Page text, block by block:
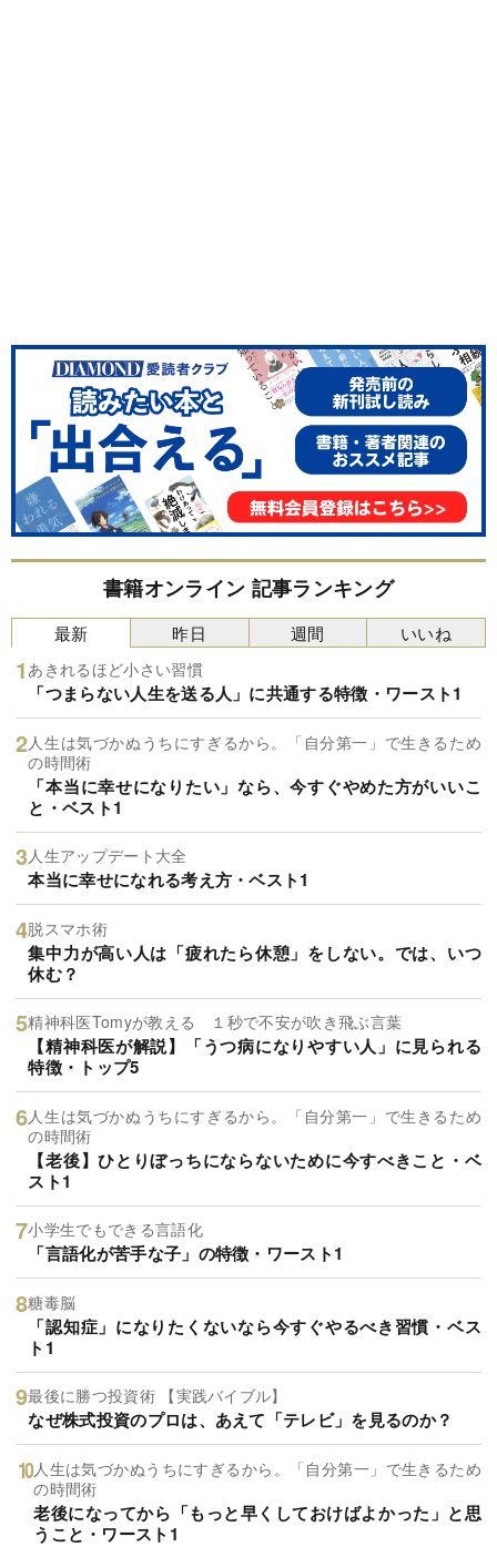
書籍オンライン 記事ランキング
最新
あきれるほど小さい習慣
「つまらない人生を送る人」に共通する特徴・ワースト1
人生は気づかぬうちにすぎるから。「自分第一」で生きるため
の時間術
「本当に幸せになりたい」なら、今すぐやめた方がいいこ
と・ベスト1
人生アップデート大全
本当に幸せになれる考え方・ベスト1
脱スマホ術
集中力が高い人は「疲れたら休憩」をしない。では、いつ
休む？
精神科医Tomyが教える １秒で不安が吹き飛ぶ言葉
【精神科医が解説】「うつ病になりやすい人」に見られる
特徴・トップ5
人生は気づかぬうちにすぎるから。「自分第一」で生きるため
の時間術
【老後】ひとりぼっちにならないために今すべきこと・ベ
スト1
小学生でもできる言語化
「言語化が苦手な子」の特徴・ワースト1
糖毒脳
「認知症」になりたくないなら今すぐやるべき習慣・ベス
ト1
最後に勝つ投資術 【実践バイブル】
なぜ株式投資のプロは、あえて「テレビ」を見るのか？
人生は気づかぬうちにすぎるから。「自分第一」で生きるため
の時間術
老後になってから「もっと早くしておけばよかった」と思
うこと・ワースト1
昨日 週間 いいね